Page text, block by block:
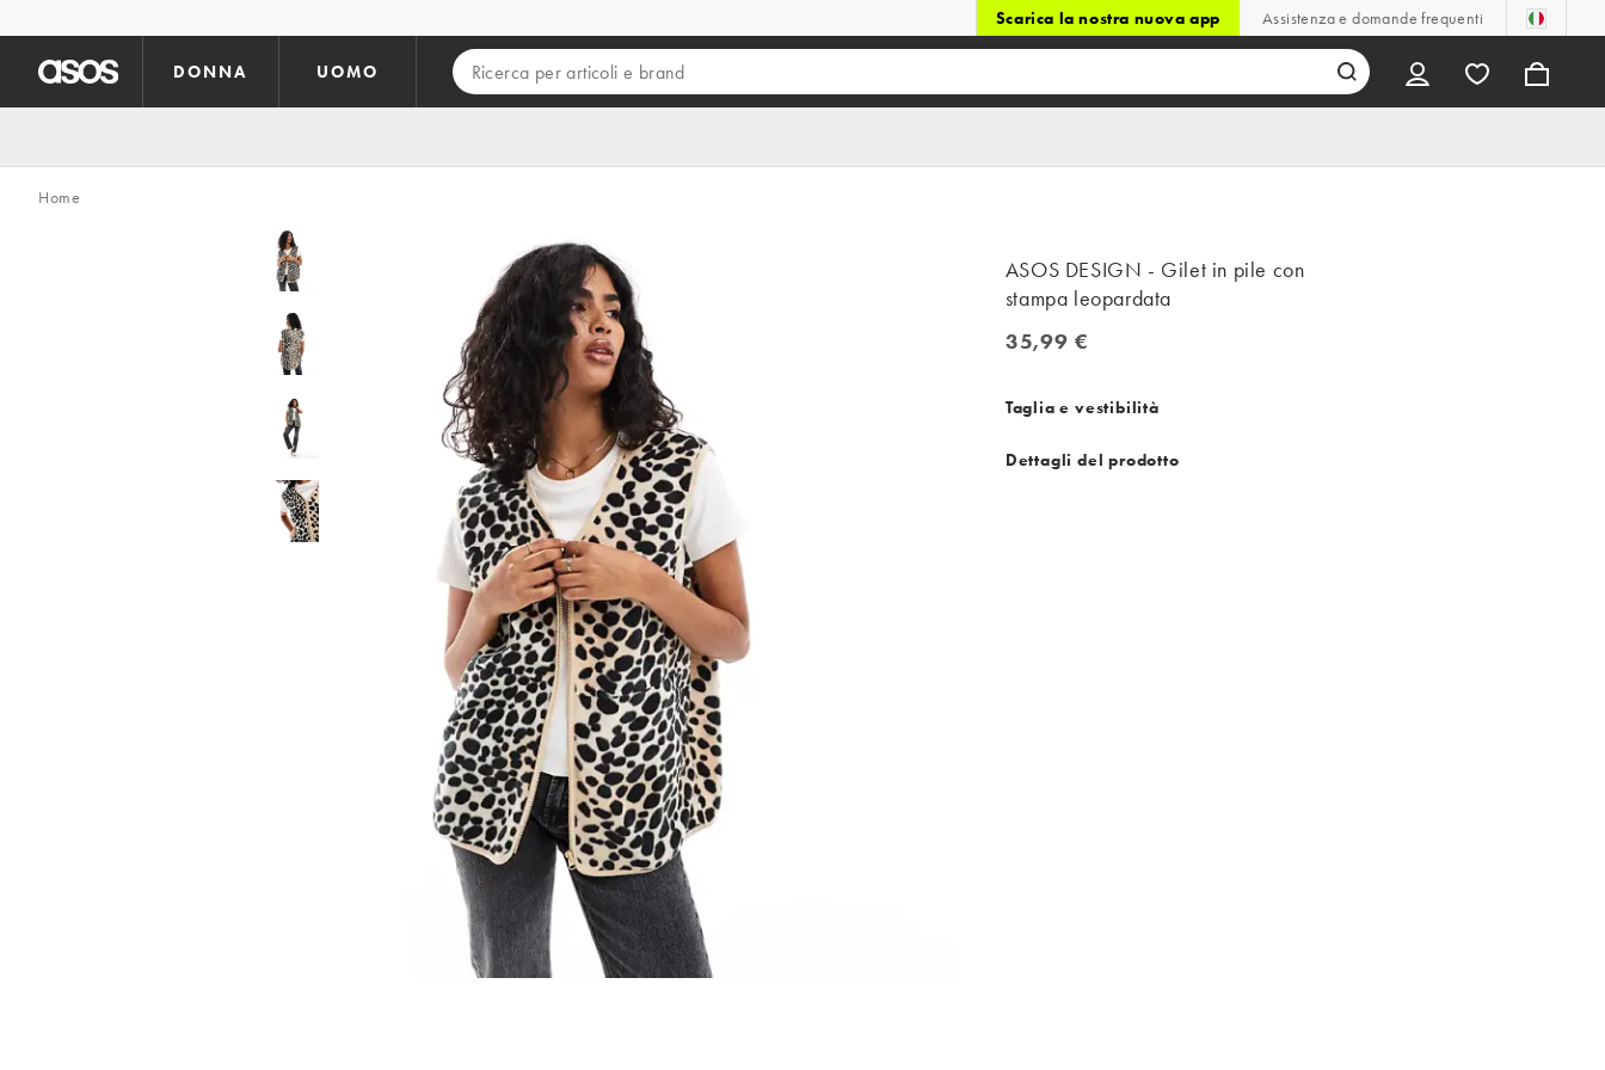
Scarica la nostra nuova app Assistenza e domande frequenti
DONNA UOMO
Home
ASOS DESIGN - Gilet in pile con
stampa leopardata
35,99 €
35,99 €
Taglia e vestibilità
Dettagli del prodotto